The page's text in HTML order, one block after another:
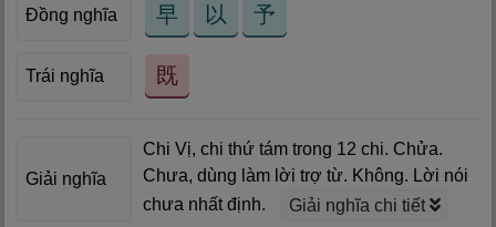
nhau gọi là vị tập [彙集]. Cùng
của chữ [汇].
cáu đen, mặt đen bẩn.
Đồng nghĩa 早 以 予
Trái nghĩa 既
Giải nghĩa
Chi Vị, chi thứ tám trong 12 chi. Chửa.
Chưa, dùng làm lời trợ từ. Không. Lời nói
chưa nhất định.
Giải nghĩa chi tiết